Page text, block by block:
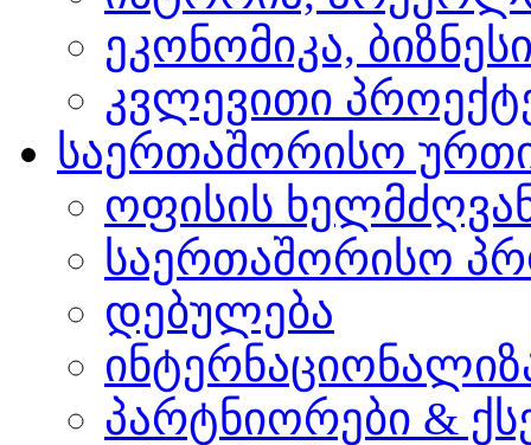
ეკონომიკა,
კვლევითი
საერთაშორისო
ოფისის
საერთაშორისო
დებულება
პარტნიორები &